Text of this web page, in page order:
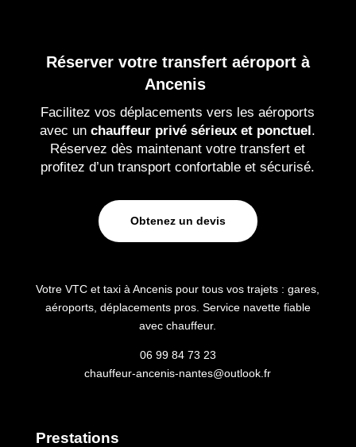
Réserver votre transfert aéroport à
Ancenis
Facilitez vos déplacements vers les aéroports
avec unchauffeur privé sérieux et ponctuel.
Réservez dès maintenant votre transfert et
profitez d’un transport confortable et sécurisé.
Obtenez un devis
Votre VTC et taxi à Ancenis pour tous vos trajets : gares,
aéroports, déplacements pros. Service navette fiable
avec chauffeur.
06 99 84 73 23
chauffeur-ancenis-nantes@outlook.fr
Prestations